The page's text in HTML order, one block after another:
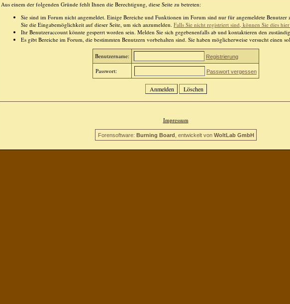
Aus einem der folgenden Gründe fehlt Ihnen die Berechtigung, diese Seite zu betreten:
Sie sind im Forum nicht angemeldet. Einige Bereiche und Funktionen im Forum sind nur für angemeldete Benutzer
Sie die Eingabemöglichkeit auf dieser Seite, um sich anzumelden. Falls Sie nicht registriert sind, können Sie dies
Ihr Benutzeraccount könnte gesperrt worden sein. Melden Sie sich gegebenenfalls ab und kontaktieren den
Es gibt Bereiche im Forum, die bestimmten Benutzern vorbehalten sind. Sie haben möglicherweise versucht einen
Benutzername: Registrierung
Passwort: Passwort vergessen
Impressum
Forensoftware: Burning Board , entwickelt von WoltLab GmbH